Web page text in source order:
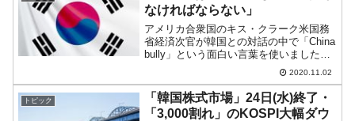
なければならない」
アメリカ合衆国のキス・クラーク米国務
省経済次官が韓国との対話の中で「China
bully」という面白い言葉を使いました。
「bully」は「いじめっ子」という意味で
す。韓国はこれに対抗しなければならな
い、というのです。合衆国と中国の間で
サン...
2020.11.02
トピック
「韓国株式市場」24日(水)終了・
「3,000割れ」のKOSPI大幅ダウ